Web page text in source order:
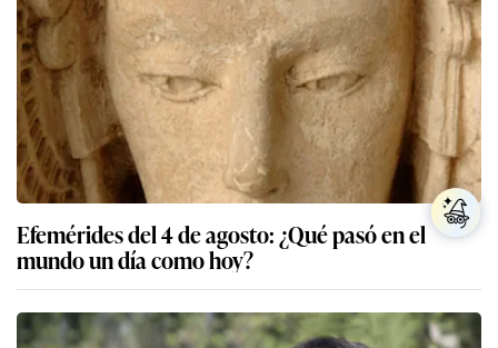
Efemérides del 4 de agosto: ¿Qué pasó en el
mundo un día como hoy?